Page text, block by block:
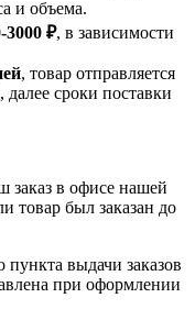
и объема.
3000 ₽, в зависимости
, товар отправляется
сроки поставки
заказ в офисе нашей
товар был заказан до
пункта выдачи заказов
при оформлении